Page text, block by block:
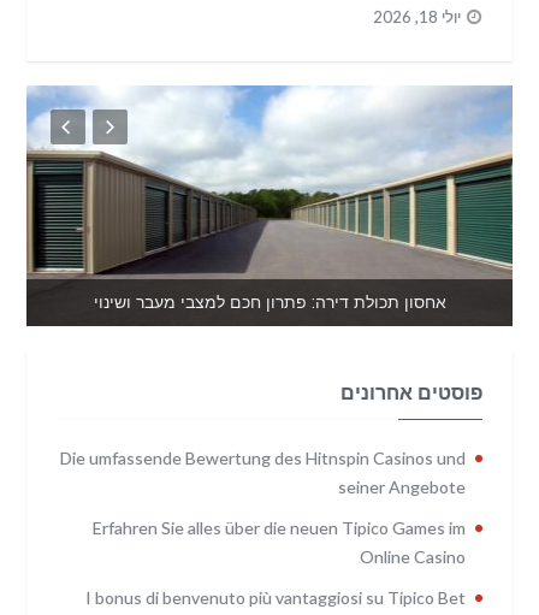
יולי 18, 2026
אחסון תכולת דירה: פתרון חכם למצבי מעבר ושינוי
פוסטים אחרונים
Die umfassende Bewertung des Hitnspin Casinos und
seiner Angebote
Erfahren Sie alles über die neuen Tipico Games im
Online Casino
I bonus di benvenuto più vantaggiosi su Tipico Bet